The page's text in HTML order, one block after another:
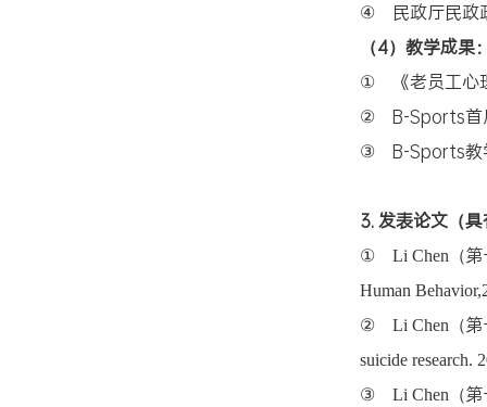
④
民政厅民政
（4）教学成果
① 《老员工
② B-Sports首
③ B-Sports教
3. 发表论文（
① Li Chen （
Human
② Li Chen
（
suicide research.
③ Li Chen
（